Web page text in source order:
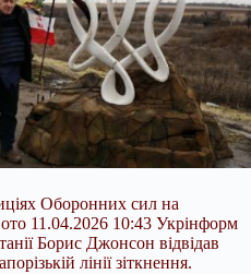
Оборонних сил на
11.04.2026 10:43 Укрінформ
Борис Джонсон відвідав
лінії зіткнення.